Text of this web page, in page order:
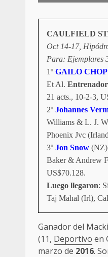
CAULFIELD
Oct 14-17,
Para: Ejemplares
1º GAILO CHOP
Et Al. Entrenador
21 acts., 10-2-3,
2º Johannes
Williams & L. J.
Phoenix Jvc
3º Jon Snow
Baker & Andrew
US$70.128.
Luego llegaron:
Taj Mahal (Irl),
Ganador del
(11, Deportivo en
marzo de 2016.